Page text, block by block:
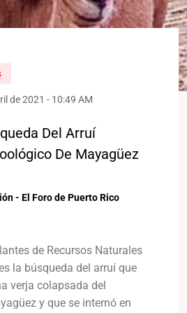
de 2021 - 10:49 AM
Del Arruí
De Mayagüez
- El Foro de Puerto Rico
de Recursos Naturales
la búsqueda del arruí que
verja colapsada del
y que se internó en